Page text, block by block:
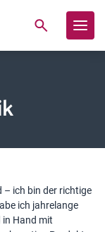
– ich bin der richtige
ich jahrelange
Hand mit